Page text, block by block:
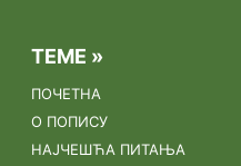
ТЕМЕ »
ПОЧЕТНА
О ПОПИСУ
НАЈЧЕШЋА ПИТАЊА